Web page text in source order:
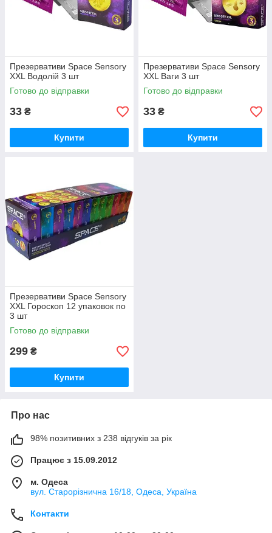
Презервативи Space Sensory
XXL Водолій 3 шт
Готово до відправки
33 ₴
Купити
Презервативи Space Sensory
XXL Ваги 3 шт
Готово до відправки
33 ₴
Купити
Презервативи Space Sensory
XXL Гороскоп 12 упаковок по
3 шт
Готово до відправки
299 ₴
Купити
Про нас
98% позитивних з 238 відгуків за рік
Працює з 15.09.2012
м. Одеса
вул. Старорізнична 16/18, Одеса, Україна
Контакти